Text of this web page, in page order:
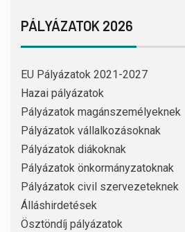
PÁLYÁZATOK 2026
EU Pályázatok 2021-2027
Hazai pályázatok
Pályázatok magánszemélyeknek
Pályázatok vállalkozásoknak
Pályázatok diákoknak
Pályázatok önkormányzatoknak
Pályázatok civil szervezeteknek
Álláshirdetések
Ösztöndíj pályázatok